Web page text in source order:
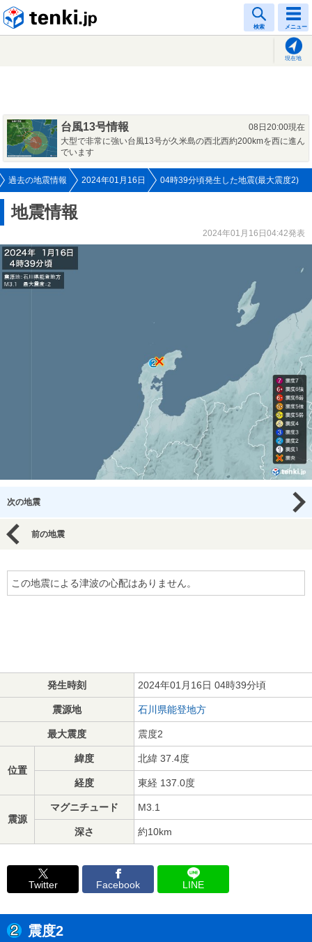
検索 メニュー
現在地
台風13号情報
08日20:00現在
大型で非常に強い台風13号が久米島の西北西約200kmを西に進ん
でいます
過去の地震情報 2024年01月16日 04時39分頃発生した地震(最大震度2)
地震情報
2024年01月16日04:42発表
次の地震
前の地震
この地震による津波の心配はありません。
発生時刻 2024年01月16日 04時39分頃
震源地 石川県能登地方
最大震度 震度2
位置
緯度 北緯 37.4度
経度 東経 137.0度
震源
マグニチュード M3.1
深さ 約10km
Twitter Facebook LINE
震度2